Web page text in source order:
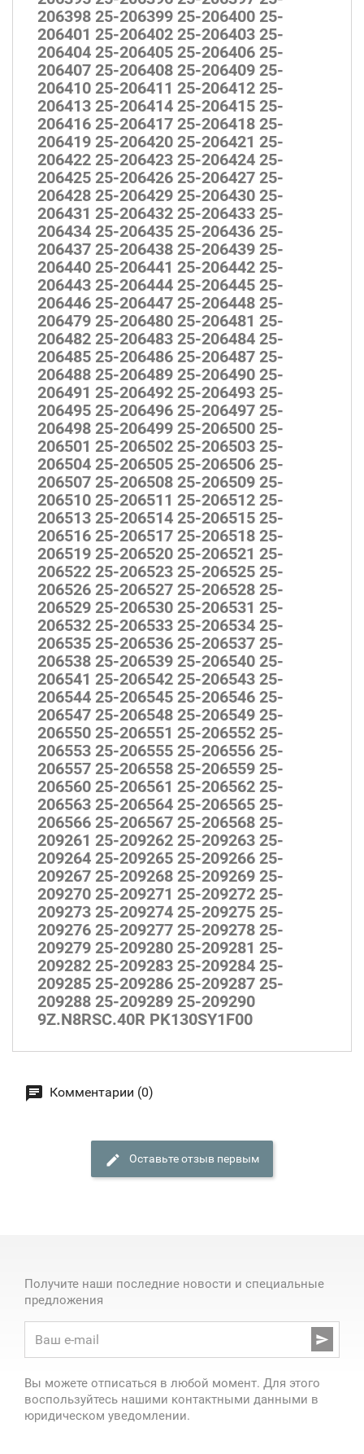
206398 25-206399 25-206400 25-
206401 25-206402 25-206403 25-
206404 25-206405 25-206406 25-
206407 25-206408 25-206409 25-
206410 25-206411 25-206412 25-
206413 25-206414 25-206415 25-
206416 25-206417 25-206418 25-
206419 25-206420 25-206421 25-
206422 25-206423 25-206424 25-
206425 25-206426 25-206427 25-
206428 25-206429 25-206430 25-
206431 25-206432 25-206433 25-
206434 25-206435 25-206436 25-
206437 25-206438 25-206439 25-
206440 25-206441 25-206442 25-
206443 25-206444 25-206445 25-
206446 25-206447 25-206448 25-
206479 25-206480 25-206481 25-
206482 25-206483 25-206484 25-
206485 25-206486 25-206487 25-
206488 25-206489 25-206490 25-
206491 25-206492 25-206493 25-
206495 25-206496 25-206497 25-
206498 25-206499 25-206500 25-
206501 25-206502 25-206503 25-
206504 25-206505 25-206506 25-
206507 25-206508 25-206509 25-
206510 25-206511 25-206512 25-
206513 25-206514 25-206515 25-
206516 25-206517 25-206518 25-
206519 25-206520 25-206521 25-
206522 25-206523 25-206525 25-
206526 25-206527 25-206528 25-
206529 25-206530 25-206531 25-
206532 25-206533 25-206534 25-
206535 25-206536 25-206537 25-
206538 25-206539 25-206540 25-
206541 25-206542 25-206543 25-
206544 25-206545 25-206546 25-
206547 25-206548 25-206549 25-
206550 25-206551 25-206552 25-
206553 25-206555 25-206556 25-
206557 25-206558 25-206559 25-
206560 25-206561 25-206562 25-
206563 25-206564 25-206565 25-
206566 25-206567 25-206568 25-
209261 25-209262 25-209263 25-
209264 25-209265 25-209266 25-
209267 25-209268 25-209269 25-
209270 25-209271 25-209272 25-
209273 25-209274 25-209275 25-
209276 25-209277 25-209278 25-
209279 25-209280 25-209281 25-
209282 25-209283 25-209284 25-
209285 25-209286 25-209287 25-
209288 25-209289 25-209290
9Z.N8RSC.40R PK130SY1F00
Комментарии (0)
Оставьте отзыв первым
Получите наши последние новости и специальные
предложения

Вы можете отписаться в любой момент. Для этого
воспользуйтесь нашими контактными данными в
юридическом уведомлении.